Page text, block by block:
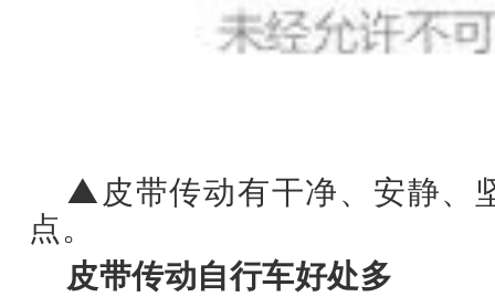
▲皮带传动有干净、安静、
点。
皮带传动自行车好处多